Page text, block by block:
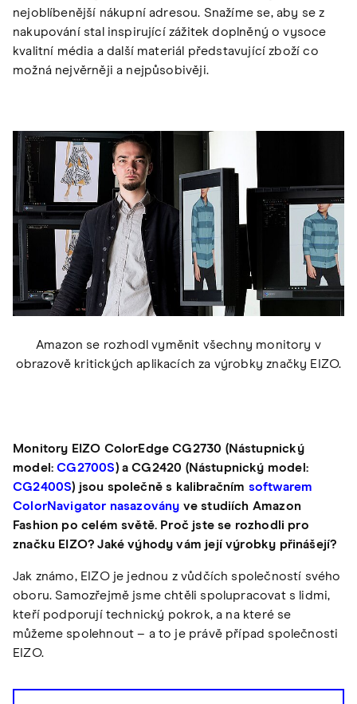
nejoblíbenější nákupní adresou. Snažíme se, aby se z
nakupování stal inspirující zážitek doplněný o vysoce
kvalitní média a další materiál představující zboží co
možná nejvěrněji a nejpůsobivěji.
Amazon se rozhodl vyměnit všechny monitory v
obrazově kritických aplikacích za výrobky značky EIZO.
Monitory EIZO ColorEdge CG2730 (Nástupnický
model:CG2700S) a CG2420 (Nástupnický model:
CG2400S) jsou společně s kalibračním softwarem
ColorNavigator nasazovány ve studiích Amazon
Fashion po celém světě. Proč jste se rozhodli pro
značku EIZO? Jaké výhody vám její výrobky přinášejí?
Jak známo, EIZO je jednou z vůdčích společností svého
oboru. Samozřejmě jsme chtěli spolupracovat s lidmi,
kteří podporují technický pokrok, a na které se
můžeme spolehnout – a to je právě případ společnosti
EIZO.